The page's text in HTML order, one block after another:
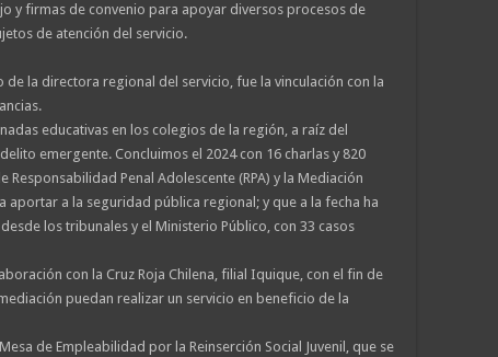
y firmas de convenio para apoyar diversos procesos de
de atención del servicio.
la directora regional del servicio, fue la vinculación con la
educativas en los colegios de la región, a raíz del
emergente. Concluimos el 2024 con 16 charlas y 820
Penal Adolescente (RPA) y la Mediación
aportar a la seguridad pública regional; y que a la fecha ha
los tribunales y el Ministerio Público, con 33 casos
con la Cruz Roja Chilena, filial Iquique, con el fin de
puedan realizar un servicio en beneficio de la
de Empleabilidad por la Reinserción Social Juvenil, que se